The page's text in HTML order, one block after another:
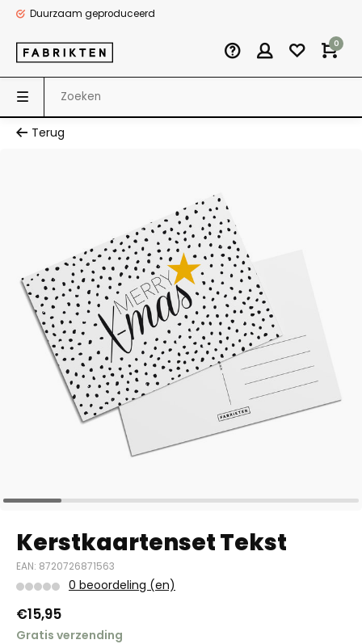
Duurzaam geproduceerd
0
Terug
Kerstkaartenset Tekst
EAN: 8720726871563
0 beoordeling (en)
€15,95
Gratis verzending